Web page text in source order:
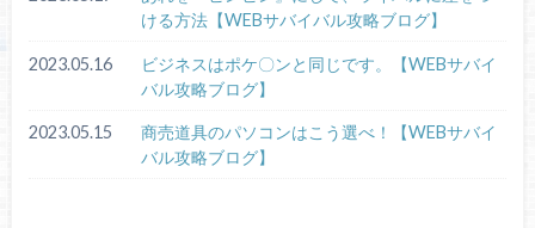
ける方法【WEBサバイバル攻略ブログ】
2023.05.16
ビジネスはポケ〇ンと同じです。【WEBサバイ
バル攻略ブログ】
2023.05.15
商売道具のパソコンはこう選べ！【WEBサバイ
バル攻略ブログ】